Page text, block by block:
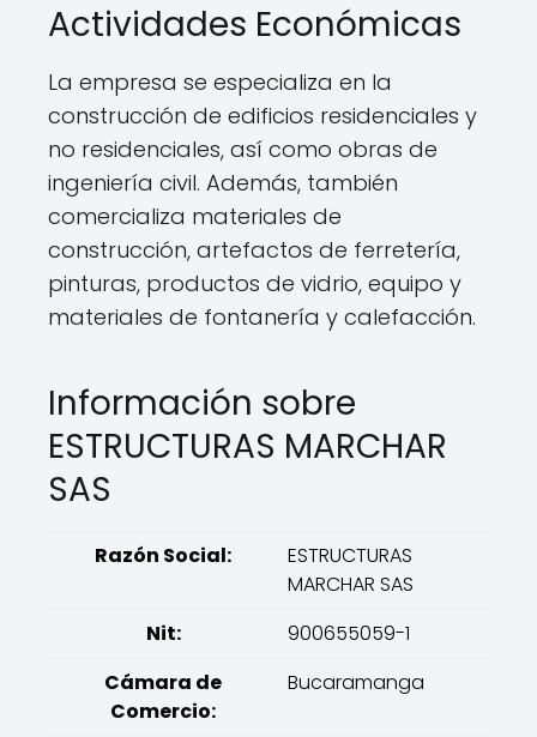
Actividades Económicas
La empresa se especializa en la
construcción de edificios residenciales y
no residenciales, así como obras de
ingeniería civil. Además, también
comercializa materiales de
construcción, artefactos de ferretería,
pinturas, productos de vidrio, equipo y
materiales de fontanería y calefacción.
Información sobre
ESTRUCTURAS MARCHAR
SAS
Razón Social:
ESTRUCTURAS
MARCHAR SAS
Nit:
900655059-1
Cámara de
Comercio:
Bucaramanga